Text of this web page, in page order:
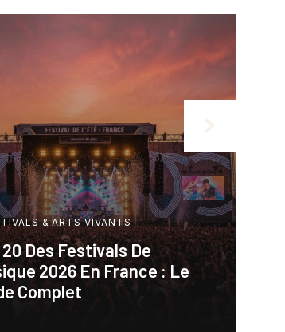
& ARTS VIVANTS
Des Festivals De
2026 En France : Le
Complet